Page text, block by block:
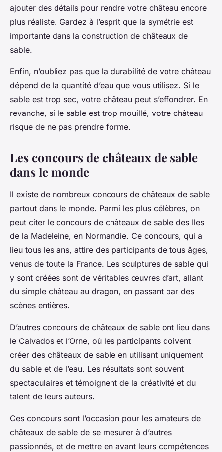
ajouter des détails pour rendre votre château encore
plus réaliste. Gardez à l’esprit que la symétrie est
importante dans la construction de châteaux de
sable.
Enfin, n’oubliez pas que la durabilité de votre château
dépend de la quantité d’eau que vous utilisez. Si le
sable est trop sec, votre château peut s’effondrer. En
revanche, si le sable est trop mouillé, votre château
risque de ne pas prendre forme.
Les concours de châteaux de sable
dans le monde
Il existe de nombreux concours de châteaux de sable
partout dans le monde. Parmi les plus célèbres, on
peut citer le concours de châteaux de sable des Iles
de la Madeleine, en Normandie. Ce concours, qui a
lieu tous les ans, attire des participants de tous âges,
venus de toute la France. Les sculptures de sable qui
y sont créées sont de véritables œuvres d’art, allant
du simple château au dragon, en passant par des
scènes entières.
D’autres concours de châteaux de sable ont lieu dans
le Calvados et l’Orne, où les participants doivent
créer des châteaux de sable en utilisant uniquement
du sable et de l’eau. Les résultats sont souvent
spectaculaires et témoignent de la créativité et du
talent de leurs auteurs.
Ces concours sont l’occasion pour les amateurs de
châteaux de sable de se mesurer à d’autres
passionnés, et de mettre en avant leurs compétences